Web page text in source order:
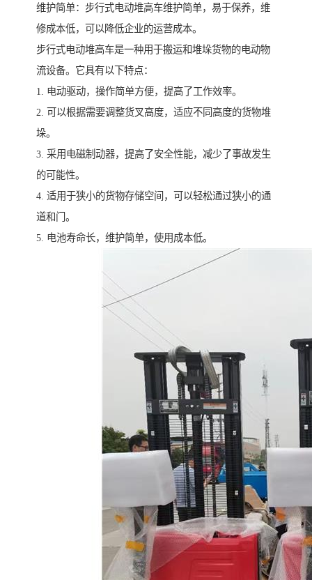
维护简单：步行式电动堆高车维护简单，易于保养，维
修成本低，可以降低企业的运营成本。
步行式电动堆高车是一种用于搬运和堆垛货物的电动物
流设备。它具有以下特点：
1. 电动驱动，操作简单方便，提高了工作效率。
2. 可以根据需要调整货叉高度，适应不同高度的货物堆
垛。
3. 采用电磁制动器，提高了安全性能，减少了事故发生
的可能性。
4. 适用于狭小的货物存储空间，可以轻松通过狭小的通
道和门。
5. 电池寿命长，维护简单，使用成本低。